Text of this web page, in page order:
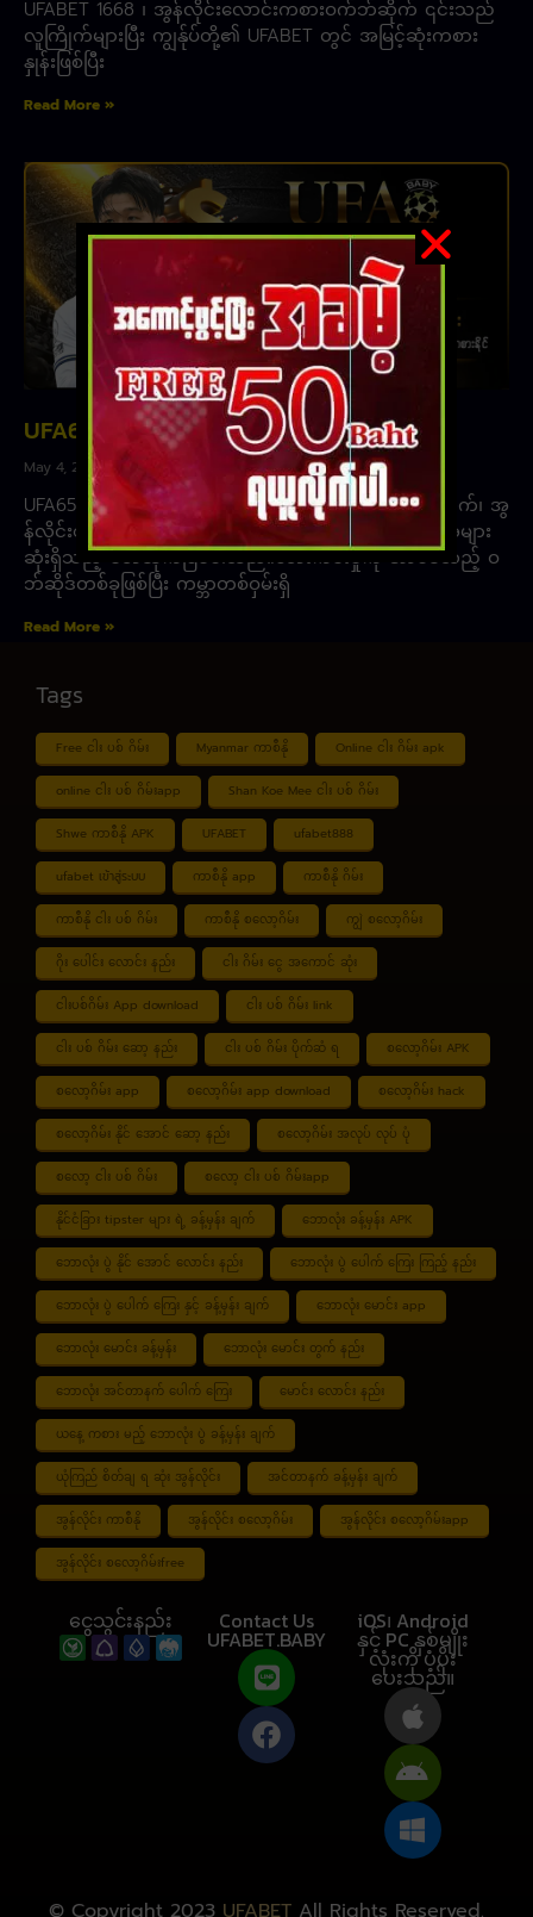
UFABET 1668 ၊ အွန်လိုင်းလောင်းကစားဝက်ဘ်ဆိုက် ၎င်းသည်
လူကြိုက်များပြီး ကျွန်ုပ်တို့၏ UFABET တွင် အမြင့်ဆုံးကစား
နှုန်းဖြစ်ပြီး
Read More »
UFA656
May 4, 2023
UFA656 သည် အွန်လိုင်းဘောလုံးလောင်းကစားဝက်ဘ်ဆိုက်၊ အွ
န်လိုင်းစလော့များတွင် တစ်နှစ်တာအတွင်း ကစားသမားအများ
ဆုံးရှိသည့် ဝဘ်ဆိုက်ဖြစ်ပါသည်။ဘေးကင်းမှုကို အာမခံသည့် ဝ
ဘ်ဆိုဒ်တစ်ခုဖြစ်ပြီး ကမ္ဘာတစ်ဝှမ်းရှိ
Read More »
Tags
Free ငါး ပစ် ဂိမ်း Myanmar ကာစီနို Online ငါး ဂိမ်း apk
online ငါး ပစ် ဂိမ်းapp Shan Koe Mee ငါး ပစ် ဂိမ်း
Shwe ကာစီနို APK UFABET ufabet888
ufabet เข้าสู่ระบบ ကာစီနို app ကာစီနို ဂိမ်း
ကာစီနို ငါး ပစ် ဂိမ်း ကာစီနို စလော့ဂိမ်း ကျွဲ စလော့ဂိမ်း
ဂိုး ပေါင်း လောင်း နည်း ငါး ဂိမ်း ငွေ အကောင် ဆုံး
ငါးပစ်ဂိမ်း App download ငါး ပစ် ဂိမ်း link
ငါး ပစ် ဂိမ်း ဆော့ နည်း ငါး ပစ် ဂိမ်း ပိုက်ဆံ ရ စလော့ဂိမ်း APK
စလော့ဂိမ်း app စလော့ဂိမ်း app download စလော့ဂိမ်း hack
စလော့ဂိမ်း နိုင် အောင် ဆော့ နည်း စလော့ဂိမ်း အလုပ် လုပ် ပုံ
စလော့ ငါး ပစ် ဂိမ်း စလော့ ငါး ပစ် ဂိမ်းapp
နိုင်ငံခြား tipster များ ရဲ့ ခန့်မှန်း ချက် ဘောလုံး ခန့်မှန်း APK
ဘောလုံး ပွဲ နိုင် အောင် လောင်း နည်း ဘောလုံး ပွဲ ပေါက် ကြေး ကြည့် နည်း
ဘောလုံး ပွဲ ပေါက် ကြေး နှင့် ခန့်မှန်း ချက် ဘောလုံး မောင်း app
ဘောလုံး မောင်း ခန့်မှန်း ဘောလုံး မောင်း တွက် နည်း
ဘောလုံး အင်တာနက် ပေါက် ကြေး မောင်း လောင်း နည်း
ယနေ့ ကစား မည့် ဘောလုံး ပွဲ ခန့်မှန်း ချက်
ယုံကြည် စိတ်ချ ရ ဆုံး အွန်လိုင်း အင်တာနက် ခန့်မှန်း ချက်
အွန်လိုင်း ကာစီနို အွန်လိုင်း စလော့ဂိမ်း အွန်လိုင်း စလော့ဂိမ်းapp
အွန်လိုင်း စလော့ဂိမ်းfree
ငွေသွင်းနည်း Contact Us
UFABET.BABY
iOS၊ Android
နှင့် PC နှစ်မျိုး
လုံးကို ပံ့ပိုး
ပေးသည်။